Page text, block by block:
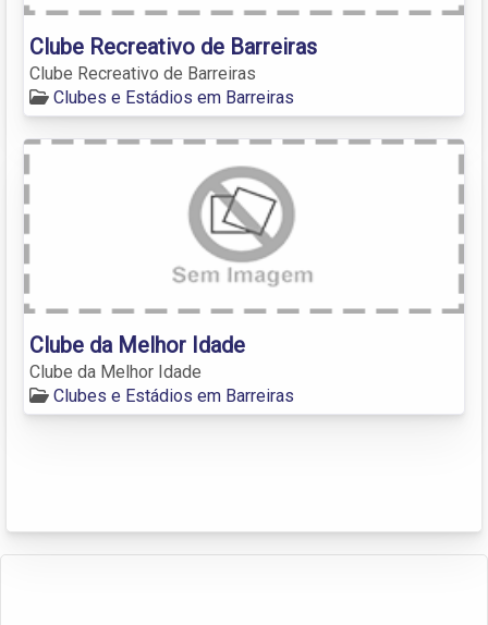
Clube Recreativo de Barreiras
Clube Recreativo de Barreiras
Clubes e Estádios em Barreiras
Clube da Melhor Idade
Clube da Melhor Idade
Clubes e Estádios em Barreiras